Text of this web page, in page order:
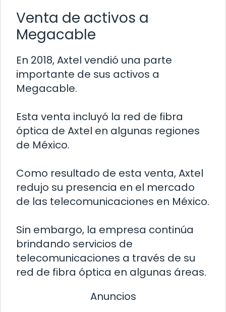
Venta de activos a
Megacable
En 2018, Axtel vendió una parte
importante de sus activos a
Megacable.
Esta venta incluyó la red de fibra
óptica de Axtel en algunas regiones
de México.
Como resultado de esta venta, Axtel
redujo su presencia en el mercado
de las telecomunicaciones en México.
Sin embargo, la empresa continúa
brindando servicios de
telecomunicaciones a través de su
red de fibra óptica en algunas áreas.
Anuncios